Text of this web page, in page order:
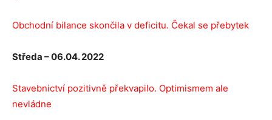
Obchodní bilance skončila v deficitu. Čekal se přebytek
Středa – 06.04. 2022
Stavebnictví pozitivně překvapilo. Optimismem ale
nevládne